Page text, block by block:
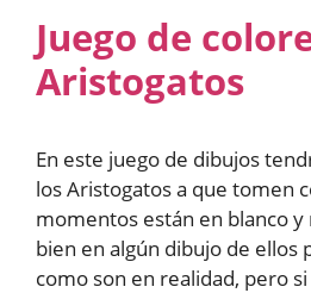
Juego de
Aristogatos
En este juego de dibujos
los Aristogatos a que tomen
momentos están en blanco
bien en algún dibujo de ellos
como son en realidad, pero